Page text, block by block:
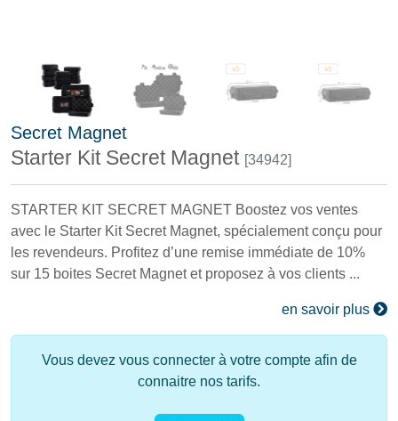
Secret Magnet
Starter Kit Secret Magnet [34942]
STARTER KIT SECRET MAGNET Boostez vos ventes
avec le Starter Kit Secret Magnet, spécialement conçu pour
les revendeurs. Profitez d’une remise immédiate de 10%
sur 15 boites Secret Magnet et proposez à vos clients ...
en savoir plus
Vous devez vous connecter à votre compte afin de
connaitre nos tarifs.